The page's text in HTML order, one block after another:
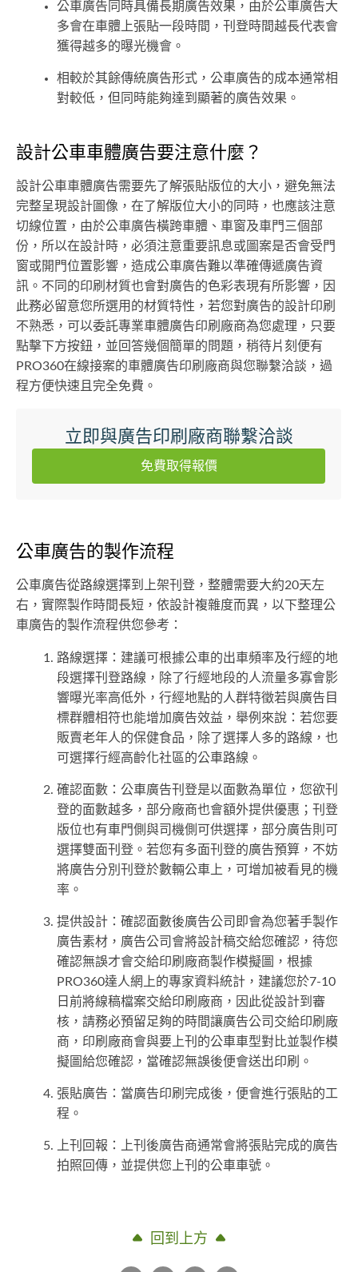
公車廣告同時具備長期廣告效果，由於公車廣告大
多會在車體上張貼一段時間，刊登時間越長代表會
獲得越多的曝光機會。
相較於其餘傳統廣告形式，公車廣告的成本通常相
對較低，但同時能夠達到顯著的廣告效果。
設計公車車體廣告要注意什麼？
設計公車車體廣告需要先了解張貼版位的大小，避免無法
完整呈現設計圖像，在了解版位大小的同時，也應該注意
切線位置，由於公車廣告橫跨車體、車窗及車門三個部
份，所以在設計時，必須注意重要訊息或圖案是否會受門
窗或開門位置影響，造成公車廣告難以準確傳遞廣告資
訊。不同的印刷材質也會對廣告的色彩表現有所影響，因
此務必留意您所選用的材質特性，若您對廣告的設計印刷
不熟悉，可以委託專業車體廣告印刷廠商為您處理，只要
點擊下方按鈕，並回答幾個簡單的問題，稍待片刻便有
PRO360在線接案的車體廣告印刷廠商與您聯繫洽談，過
程方便快速且完全免費。
立即與廣告印刷廠商聯繫洽談
免費取得報價
公車廣告的製作流程
公車廣告從路線選擇到上架刊登，整體需要大約20天左
右，實際製作時間長短，依設計複雜度而異，以下整理公
車廣告的製作流程供您參考：
路線選擇：建議可根據公車的出車頻率及行經的地
段選擇刊登路線，除了行經地段的人流量多寡會影
響曝光率高低外，行經地點的人群特徵若與廣告目
標群體相符也能增加廣告效益，舉例來說：若您要
販賣老年人的保健食品，除了選擇人多的路線，也
可選擇行經高齡化社區的公車路線。
確認面數：公車廣告刊登是以面數為單位，您欲刊
登的面數越多，部分廠商也會額外提供優惠；刊登
版位也有車門側與司機側可供選擇，部分廣告則可
選擇雙面刊登。若您有多面刊登的廣告預算，不妨
將廣告分別刊登於數輛公車上，可增加被看見的機
率。
提供設計：確認面數後廣告公司即會為您著手製作
廣告素材，廣告公司會將設計稿交給您確認，待您
確認無誤才會交給印刷廠商製作模擬圖，根據
PRO360達人網上的專家資料統計，建議您於7-10
日前將線稿檔案交給印刷廠商，因此從設計到審
核，請務必預留足夠的時間讓廣告公司交給印刷廠
商，印刷廠商會與要上刊的公車車型對比並製作模
擬圖給您確認，當確認無誤後便會送出印刷。
張貼廣告：當廣告印刷完成後，便會進行張貼的工
程。
上刊回報：上刊後廣告商通常會將張貼完成的廣告
拍照回傳，並提供您上刊的公車車號。
回到上方